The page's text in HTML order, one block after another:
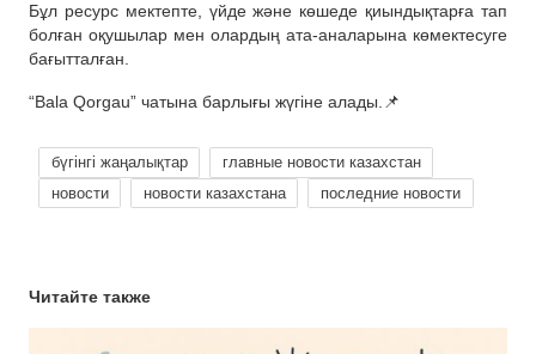
Бұл ресурс мектепте, үйде және көшеде қиындықтарға тап
болған оқушылар мен олардың ата-аналарына көмектесуге
бағытталған.
“Bala Qorgau” чатына барлығы жүгіне алады.📌
бүгінгі жаңалықтар
главные новости казахстан
новости
новости казахстана последние новости
Читайте также